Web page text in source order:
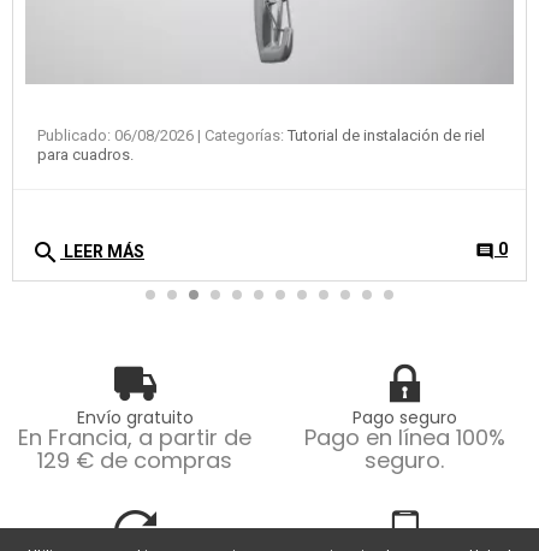
Envío gratuito
En Francia, a partir de
129 € de compras
Pago seguro
Pago en línea 100%
seguro.